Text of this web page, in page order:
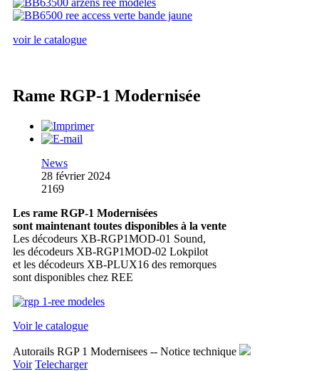
voir le catalogue
Rame RGP-1 Modernisée
News
28 février 2024
2169
Les rame RGP-1 Modernisées
sont maintenant toutes disponibles à la vente
Les décodeurs XB-RGP1MOD-01 Sound,
les décodeurs XB-RGP1MOD-02 Lokpilot
et les décodeurs XB-PLUX16 des remorques
sont disponibles chez REE
Voir le catalogue
Autorails RGP 1 Modernisees -- Notice technique
Voir Telecharger